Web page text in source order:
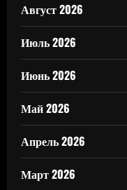
Август 2026
Июль 2026
Июнь 2026
Май 2026
Апрель 2026
Март 2026